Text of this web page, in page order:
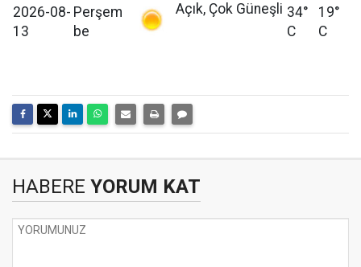
2026-08-
13
Perşem
be
Açık, Çok Güneşli 34°
C
19°
C
HABERE YORUM KAT